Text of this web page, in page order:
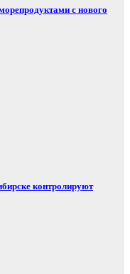
с нового
контролируют